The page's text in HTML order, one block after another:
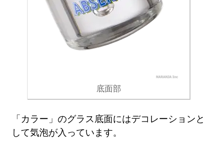
底面部
「カラー」のグラス底面にはデコレーションと
して気泡が入っています。